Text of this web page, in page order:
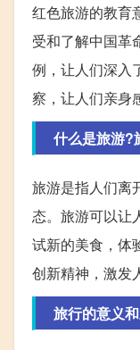
红色旅游的教育
受和了解中国革
例，让人们深入
察，让人们亲身
什么是旅游?
旅游是指人们离
态。旅游可以让
试新的美食，体
创新精神，激发
旅行的意义